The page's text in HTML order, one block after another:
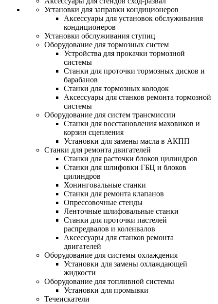
Установки для заправки кондиционеров
Аксессуары для установок обслуживания
кондиционеров
Установки обслуживания ступиц
Оборудование для тормозных систем
Устройства для прокачки тормозной
системы
Станки для проточки тормозных дисков и
барабанов
Станки для тормозных колодок
Аксессуары для станков ремонта тормозной
системы
Оборудование для систем трансмиссии
Станки для восстановления маховиков и
корзин сцепления
Установки для замены масла в АКПП
Станки для ремонта двигателей
Станки для расточки блоков цилиндров
Станки для шлифовки ГБЦ и блоков
цилиндров
Хонинговальные станки
Станки для ремонта клапанов
Опрессовочные стенды
Ленточные шлифовальные станки
Станки для проточки пастелей
распредвалов и коленвалов
Аксессуары для станков ремонта
двигателей
Оборудование для системы охлаждения
Установки для замены охлаждающей
жидкости
Оборудование для топливной системы
Установки для промывки
Течеискатели